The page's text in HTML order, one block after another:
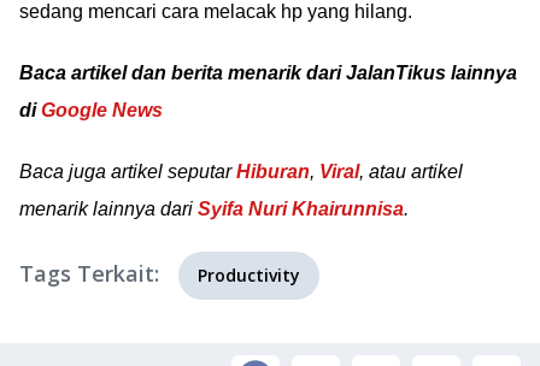
sedang mencari cara melacak hp yang hilang.
Baca artikel dan berita menarik dari JalanTikus lainnya
diGoogle News
Baca juga artikel seputarHiburan, Viral, atau artikel
menarik lainnya dari Syifa Nuri Khairunnisa.
Tags Terkait: Productivity